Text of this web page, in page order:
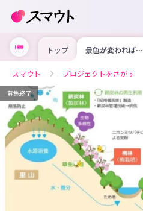
トップ 景色が変われば、
意識が変わる！
地 梅の生産日本
一みなべ町にきま
スマウト プロジェクトをさがす
募集終了